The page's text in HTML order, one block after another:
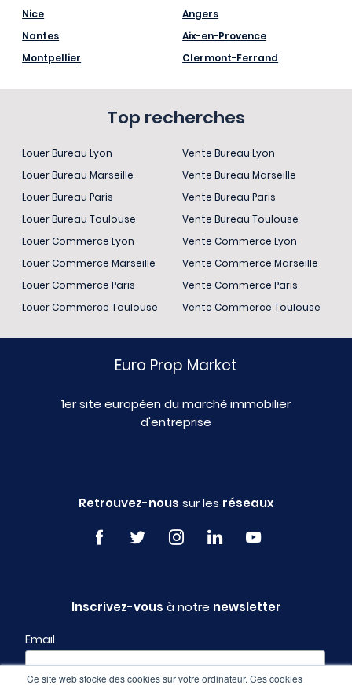
Ce site web stocke des cookies sur votre ordinateur. Ces cookies
Nice
Nantes
Montpellier
Angers
Aix-en-Provence
Clermont-Ferrand
Top recherches
Louer Bureau Lyon
Louer Bureau Marseille
Louer Bureau Paris
Louer Bureau Toulouse
Louer Commerce Lyon
Louer Commerce Marseille
Louer Commerce Paris
Louer Commerce Toulouse
Vente Bureau Lyon
Vente Bureau Marseille
Vente Bureau Paris
Vente Bureau Toulouse
Vente Commerce Lyon
Vente Commerce Marseille
Vente Commerce Paris
Vente Commerce Toulouse
Euro Prop Market
1er site européen du marché immobilier
d'entreprise
Retrouvez-nous sur les réseaux
Inscrivez-vous à notre newsletter
Email